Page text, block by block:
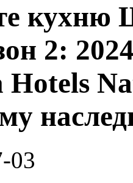
кухню
2:
Hotels
03